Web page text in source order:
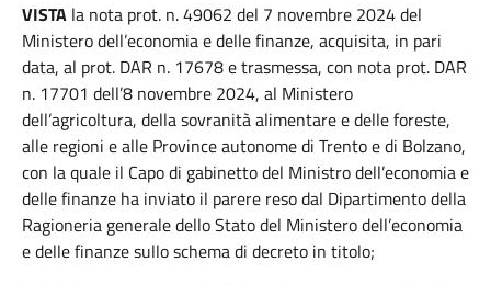
VISTA la nota prot. n. 49062 del 7 novembre 2024 del
Ministero dell’economia e delle finanze, acquisita, in pari
data, al prot. DAR n. 17678 e trasmessa, con nota prot. DAR
n. 17701 dell’8 novembre 2024, al Ministero
dell’agricoltura, della sovranità alimentare e delle foreste,
alle regioni e alle Province autonome di Trento e di Bolzano,
con la quale il Capo di gabinetto del Ministro dell’economia e
delle finanze ha inviato il parere reso dal Dipartimento della
Ragioneria generale dello Stato del Ministero dell’economia
e delle finanze sullo schema di decreto in titolo;